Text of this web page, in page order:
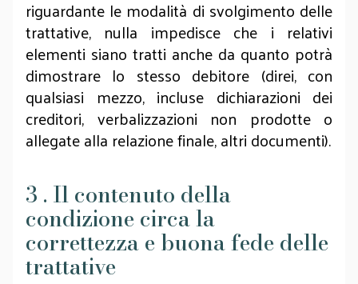
riguardante le modalità di svolgimento delle
trattative, nulla impedisce che i relativi
elementi siano tratti anche da quanto potrà
dimostrare lo stesso debitore (direi, con
qualsiasi mezzo, incluse dichiarazioni dei
creditori, verbalizzazioni non prodotte o
allegate alla relazione finale, altri documenti).
3 . Il contenuto della
condizione circa la
correttezza e buona fede delle
trattative